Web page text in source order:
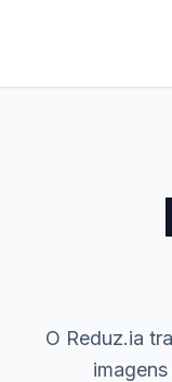
O Reduz.ia